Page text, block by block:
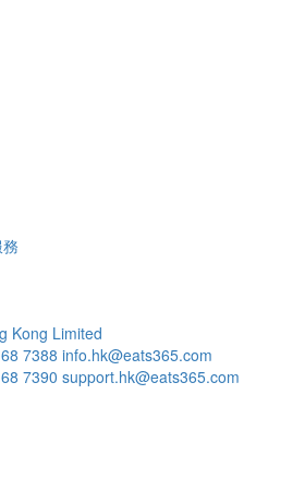
Kong Limited
7388 info.hk@eats365.com
7390 support.hk@eats365.com